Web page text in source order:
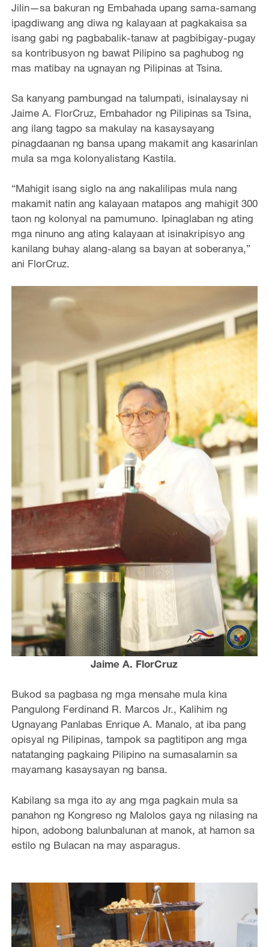
Jilin—sa bakuran ng Embahada upang sama-samang
ipagdiwang ang diwa ng kalayaan at pagkakaisa sa
isang gabi ng pagbabalik-tanaw at pagbibigay-pugay
sa kontribusyon ng bawat Pilipino sa paghubog ng
mas matibay na ugnayan ng Pilipinas at Tsina.
Sa kanyang pambungad na talumpati, isinalaysay ni
Jaime A. FlorCruz, Embahador ng Pilipinas sa Tsina,
ang ilang tagpo sa makulay na kasaysayang
pinagdaanan ng bansa upang makamit ang kasarinlan
mula sa mga kolonyalistang Kastila.
“Mahigit isang siglo na ang nakalilipas mula nang
makamit natin ang kalayaan matapos ang mahigit 300
taon ng kolonyal na pamumuno. Ipinaglaban ng ating
mga ninuno ang ating kalayaan at isinakripisyo ang
kanilang buhay alang-alang sa bayan at soberanya,”
ani FlorCruz.
Jaime A. FlorCruz
Bukod sa pagbasa ng mga mensahe mula kina
Pangulong Ferdinand R. Marcos Jr., Kalihim ng
Ugnayang Panlabas Enrique A. Manalo, at iba pang
opisyal ng Pilipinas, tampok sa pagtitipon ang mga
natatanging pagkaing Pilipino na sumasalamin sa
mayamang kasaysayan ng bansa.
Kabilang sa mga ito ay ang mga pagkain mula sa
panahon ng Kongreso ng Malolos gaya ng nilasing na
hipon, adobong balunbalunan at manok, at hamon sa
estilo ng Bulacan na may asparagus.